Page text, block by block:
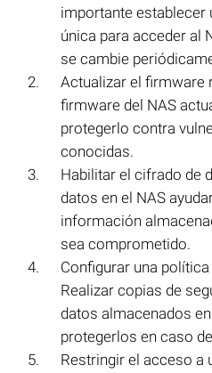
importante establecer
única para acceder al
se cambie
Actualizar el firmware
firmware del NAS
protegerlo contra
conocidas.
Habilitar el cifrado de
datos en el NAS
información
sea comprometido.
Configurar una
Realizar copias de
datos almacenados
protegerlos en caso
Restringir el acceso a